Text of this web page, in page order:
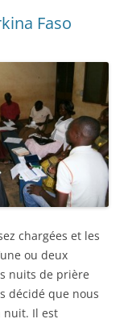
Faso
chargées et les
ou deux
nuits de prière
décidé que nous
nuit. Il est